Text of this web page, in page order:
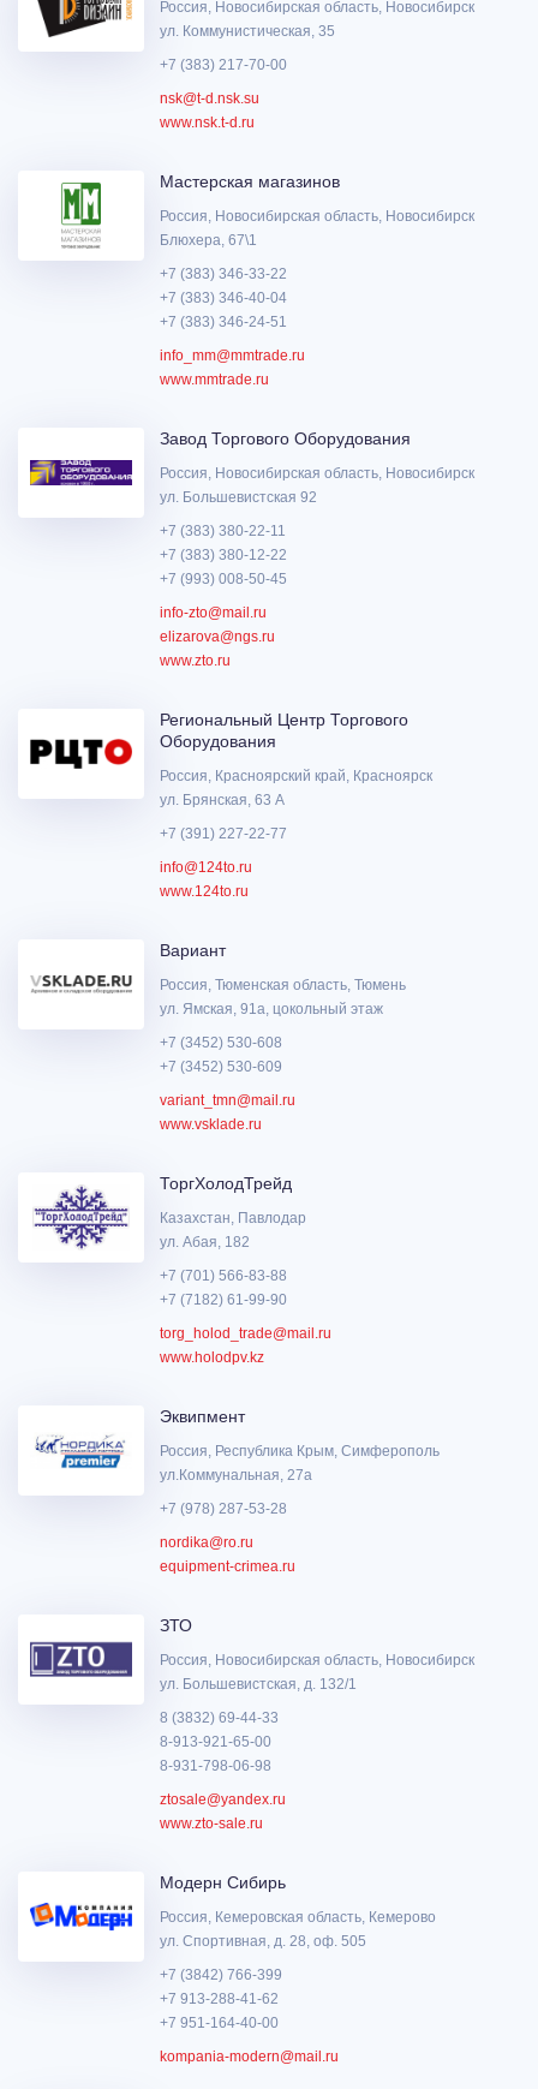
Россия, Новосибирская область, Новосибирск
ул. Коммунистическая, 35
+7 (383) 217-70-00
nsk@t-d.nsk.su
www.nsk.t-d.ru
Мастерская магазинов
Россия, Новосибирская область, Новосибирск
Блюхера, 67\1
+7 (383) 346-33-22
+7 (383) 346-40-04
+7 (383) 346-24-51
info_mm@mmtrade.ru
www.mmtrade.ru
Завод Торгового Оборудования
Россия, Новосибирская область, Новосибирск
ул. Большевистская 92
+7 (383) 380-22-11
+7 (383) 380-12-22
+7 (993) 008-50-45
info-zto@mail.ru
elizarova@ngs.ru
www.zto.ru
Региональный Центр Торгового
Оборудования
Россия, Красноярский край, Красноярск
ул. Брянская, 63 А
+7 (391) 227-22-77
info@124to.ru
www.124to.ru
Вариант
Россия, Тюменская область, Тюмень
ул. Ямская, 91а, цокольный этаж
+7 (3452) 530-608
+7 (3452) 530-609
variant_tmn@mail.ru
www.vsklade.ru
ТоргХолодТрейд
Казахстан, Павлодар
ул. Абая, 182
+7 (701) 566-83-88
+7 (7182) 61-99-90
torg_holod_trade@mail.ru
www.holodpv.kz
Эквипмент
Россия, Республика Крым, Симферополь
ул.Коммунальная, 27а
+7 (978) 287-53-28
nordika@ro.ru
equipment-crimea.ru
ЗТО
Россия, Новосибирская область, Новосибирск
ул. Большевистская, д. 132/1
8 (3832) 69-44-33
8-913-921-65-00
8-931-798-06-98
ztosale@yandex.ru
www.zto-sale.ru
Модерн Сибирь
Россия, Кемеровская область, Кемерово
ул. Спортивная, д. 28, оф. 505
+7 (3842) 766-399
+7 913-288-41-62
+7 951-164-40-00
kompania-modern@mail.ru